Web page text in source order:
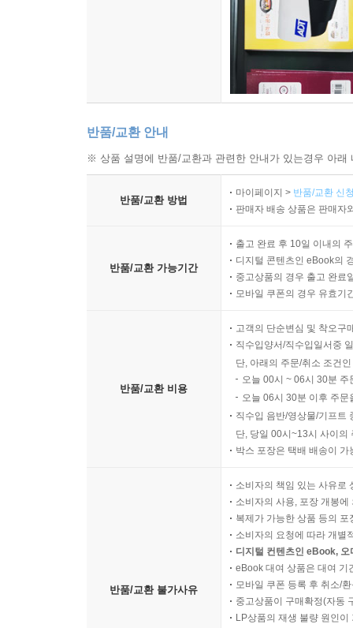
반품/교환 안내
※ 상품 설명에 반품/교환과 관련한 안내가 있는경우 아
반품/교환 방법
마이페이지 > 반품/교환 신
판매자 배송 상품은 판매자
반품/교환 가능기간
출고 완료 후 10일 이내의
디지털 콘텐츠인 eBook의
중고상품의 경우 출고 완료
모바일 쿠폰의 경우 유효기
반품/교환 비용
고객의 단순변심 및 착오구
직수입양서/직수입일서중
단, 아래의 주문/취소 조건
오늘 00시 ~ 06시 30분
오늘 06시 30분 이후 주
직수입 음반/영상물/기프트
단, 당일 00시~13시 사이의
박스 포장은 택배 배송이
반품/교환 불가사유
소비자의 책임 있는 사유로
소비자의 사용, 포장 개봉
복제가 가능한 상품 등의
소비자의 요청에 따라 개별
디지털 컨텐츠인 eBook,
eBook 대여 상품은 대여 기
모바일 쿠폰 등록 후 취소/
중고상품이 구매확정(자동
LP상품의 재생 불량 원인